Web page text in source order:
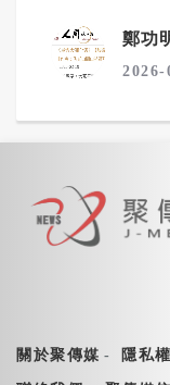
關於聚傳媒 隱私